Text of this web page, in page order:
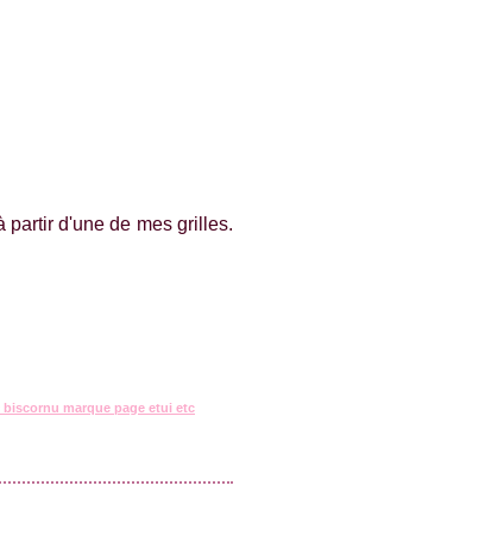
partir d'une de mes grilles.
biscornu marque page etui etc